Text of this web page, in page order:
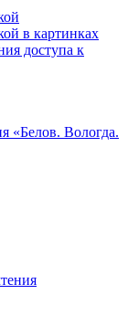
в картинках
доступа к
«Белов. Вологда.